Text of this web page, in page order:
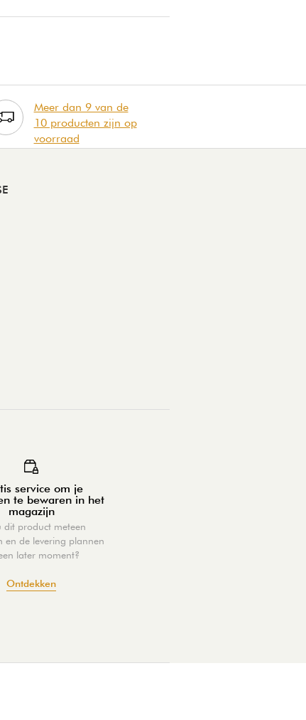
Meer dan 9 van de
10 producten zijn op
voorraad
service om je
te bewaren in het
magazijn
dit product meteen
en de levering plannen
later moment?
Ontdekken